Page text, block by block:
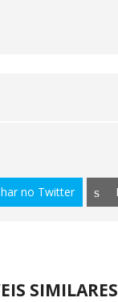
no Twitter
SIMILARES